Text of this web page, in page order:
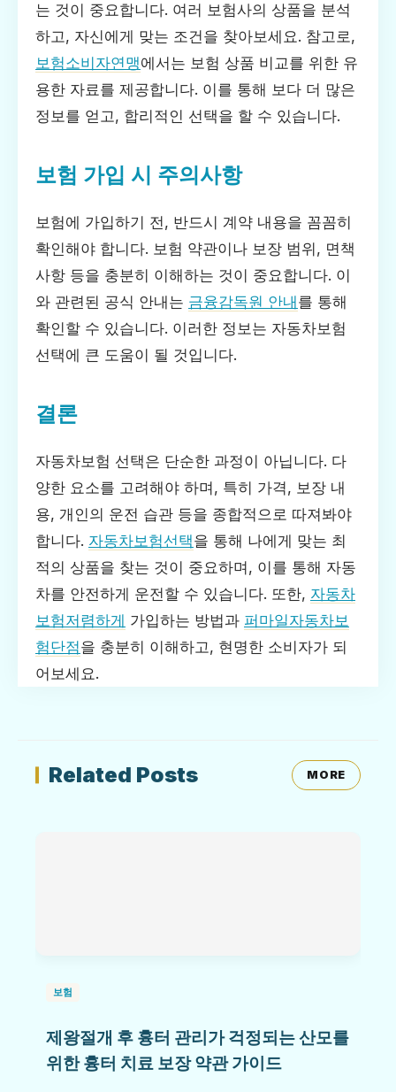
는 것이 중요합니다. 여러 보험사의 상품을 분석
하고, 자신에게 맞는 조건을 찾아보세요. 참고로,
보험소비자연맹에서는 보험 상품 비교를 위한 유
용한 자료를 제공합니다. 이를 통해 보다 더 많은
정보를 얻고, 합리적인 선택을 할 수 있습니다.
보험 가입 시 주의사항
보험에 가입하기 전, 반드시 계약 내용을 꼼꼼히
확인해야 합니다. 보험 약관이나 보장 범위, 면책
사항 등을 충분히 이해하는 것이 중요합니다. 이
와 관련된 공식 안내는 금융감독원 안내를 통해
확인할 수 있습니다. 이러한 정보는 자동차보험
선택에 큰 도움이 될 것입니다.
결론
자동차보험 선택은 단순한 과정이 아닙니다. 다
양한 요소를 고려해야 하며, 특히 가격, 보장 내
용, 개인의 운전 습관 등을 종합적으로 따져봐야
합니다. 자동차보험선택을 통해 나에게 맞는 최
적의 상품을 찾는 것이 중요하며, 이를 통해 자동
차를 안전하게 운전할 수 있습니다. 또한, 자동차
보험저렴하게 가입하는 방법과 퍼마일자동차보
험단점을 충분히 이해하고, 현명한 소비자가 되
어보세요.
Related Posts MORE
보험
제왕절개 후 흉터 관리가 걱정되는 산모를
위한 흉터 치료 보장 약관 가이드